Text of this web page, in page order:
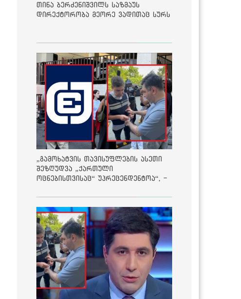
თინა ბერძენიშვილს საზმაუს
დირექტორობა მეორე ვადითაც სურს
„გამოხატვის თავისუფლების ასეთი
შეზღუდვა „ქართული
ოცნებისთვისაც“ უპრეცენდენტოა“, -